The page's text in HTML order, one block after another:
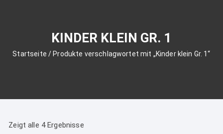
KINDER KLEIN GR. 1
Startseite / Produkte verschlagwortet mit „Kinder klein Gr. 1“
Zeigt alle 4 Ergebnisse